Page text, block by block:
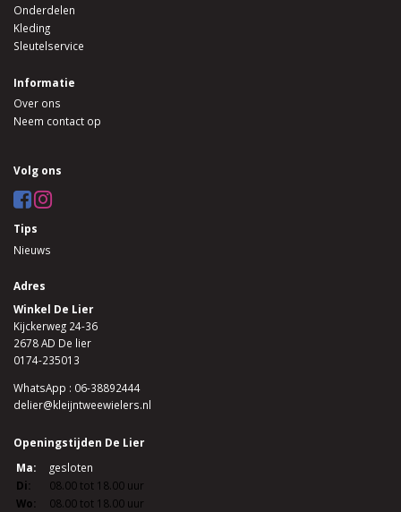
Onderdelen
Kleding
Sleutelservice
Informatie
Over ons
Neem contact op
Volg ons
Tips
Nieuws
Adres
Winkel De Lier
Kijckerweg 24-36
2678 AD De lier
0174-235013
WhatsApp : 06-38892444
delier@kleijntweewielers.nl
Openingstijden De Lier
Ma:
gesloten
Di:
08.00 tot 18.00 uur
Wo:
08.00 tot 18.00 uur